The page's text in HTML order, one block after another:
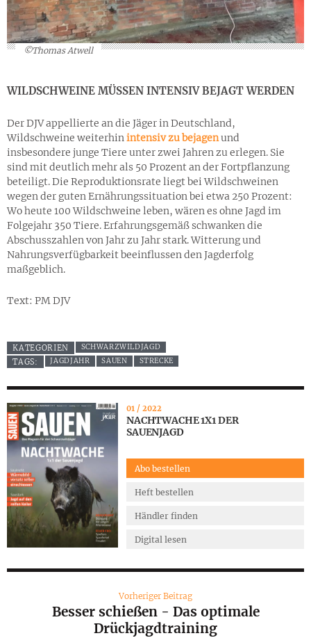
©Thomas Atwell
WILDSCHWEINE MÜSSEN INTENSIV BEJAGT WERDEN
Der DJV appellierte an die Jäger in Deutschland,
Wildschweine weiterhin intensiv zu bejagenund
insbesondere junge Tiere unter zwei Jahren zu erlegen. Sie
sind mit deutlich mehr als 50 Prozent an der Fortpflanzung
beteiligt. Die Reproduktionsrate liegt bei Wildschweinen
wegen der guten Ernährungssituation bei etwa 250 Prozent:
Wo heute 100 Wildschweine leben, wären es ohne Jagd im
Folgejahr 350 Tiere. Erfahrungsgemäß schwanken die
Abschusszahlen von Jahr zu Jahr stark. Witterung und
Nahrungsverfügbarkeit beeinflussen den Jagderfolg
maßgeblich.
Text: PM DJV
KATEGORIEN SCHWARZWILDJAGD
TAGS: JAGDJAHR SAUEN STRECKE
01 / 2022
NACHTWACHE 1X1 DER
SAUENJAGD
Abo bestellen
Heft bestellen
Händler finden
Digital lesen
Vorheriger Beitrag
Besser schießen - Das optimale
Drückjagdtraining